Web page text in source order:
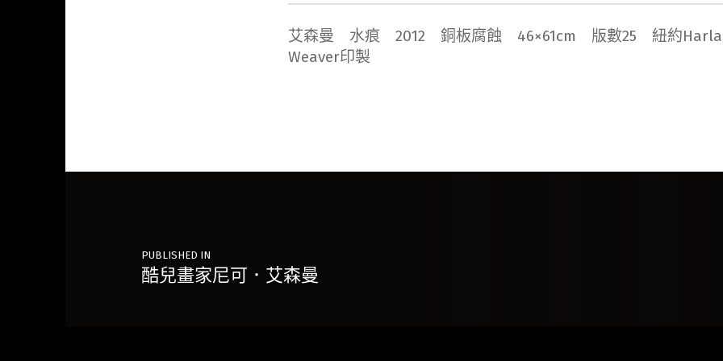
艾森曼 水痕 2012 銅板腐蝕 46×61cm 版數25 紐約
Weaver印製
Post navigation
PUBLISHED IN
酷兒畫家尼可．艾森曼